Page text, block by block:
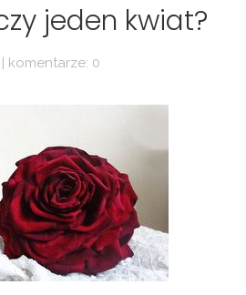
jeden kwiat?
komentarze: 0